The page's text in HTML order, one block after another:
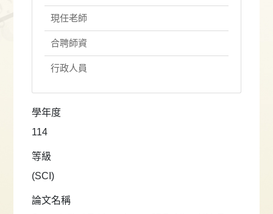
現任老師
合聘師資
行政人員
學年度
114
等級
(SCI)
論文名稱